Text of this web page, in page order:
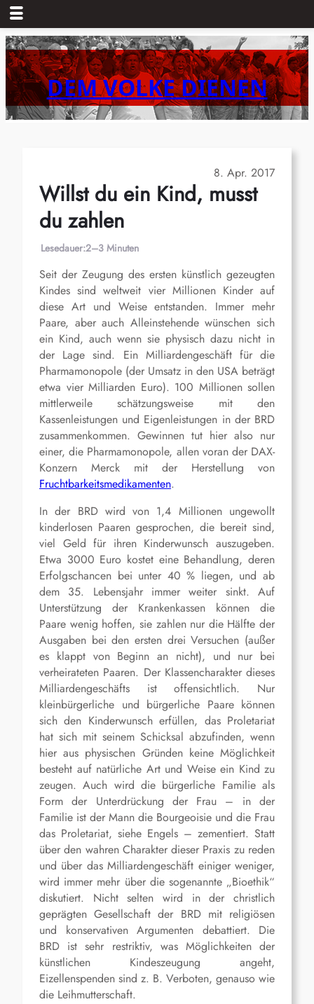
Zum
Inhalt
springenDEM VOLKE DIENEN
8. Apr. 2017
Willst du ein Kind, musst
du zahlen
Lesedauer:2–3 Minuten
Seit der Zeugung des ersten künstlich gezeugten
Kindes sind weltweit vier Millionen Kinder auf
diese Art und Weise entstanden. Immer mehr
Paare, aber auch Alleinstehende wünschen sich
ein Kind, auch wenn sie physisch dazu nicht in
der Lage sind. Ein Milliardengeschäft für die
Pharmamonopole (der Umsatz in den USA beträgt
etwa vier Milliarden Euro). 100 Millionen sollen
mittlerweile schätzungsweise mit den
Kassenleistungen und Eigenleistungen in der BRD
zusammenkommen. Gewinnen tut hier also nur
einer, die Pharmamonopole, allen voran der DAX-
Konzern Merck mit der Herstellung von
Fruchtbarkeitsmedikamenten.
In der BRD wird von 1,4 Millionen ungewollt
kinderlosen Paaren gesprochen, die bereit sind,
viel Geld für ihren Kinderwunsch auszugeben.
Etwa 3000 Euro kostet eine Behandlung, deren
Erfolgschancen bei unter 40 % liegen, und ab
dem 35. Lebensjahr immer weiter sinkt. Auf
Unterstützung der Krankenkassen können die
Paare wenig hoffen, sie zahlen nur die Hälfte der
Ausgaben bei den ersten drei Versuchen (außer
es klappt von Beginn an nicht), und nur bei
verheirateten Paaren. Der Klassencharakter dieses
Milliardengeschäfts ist offensichtlich. Nur
kleinbürgerliche und bürgerliche Paare können
sich den Kinderwunsch erfüllen, das Proletariat
hat sich mit seinem Schicksal abzufinden, wenn
hier aus physischen Gründen keine Möglichkeit
besteht auf natürliche Art und Weise ein Kind zu
zeugen. Auch wird die bürgerliche Familie als
Form der Unterdrückung der Frau – in der
Familie ist der Mann die Bourgeoisie und die Frau
das Proletariat, siehe Engels – zementiert. Statt
über den wahren Charakter dieser Praxis zu reden
und über das Milliardengeschäft einiger weniger,
wird immer mehr über die sogenannte „Bioethik“
diskutiert. Nicht selten wird in der christlich
geprägten Gesellschaft der BRD mit religiösen
und konservativen Argumenten debattiert. Die
BRD ist sehr restriktiv, was Möglichkeiten der
künstlichen Kindeszeugung angeht,
Eizellenspenden sind z. B. Verboten, genauso wie
die Leihmutterschaft.